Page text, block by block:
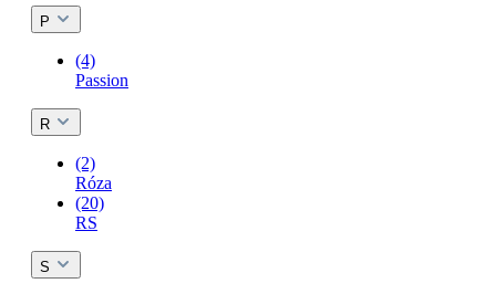
P
(4)
Passion
R
(2)
Róza
(20)
RS
S